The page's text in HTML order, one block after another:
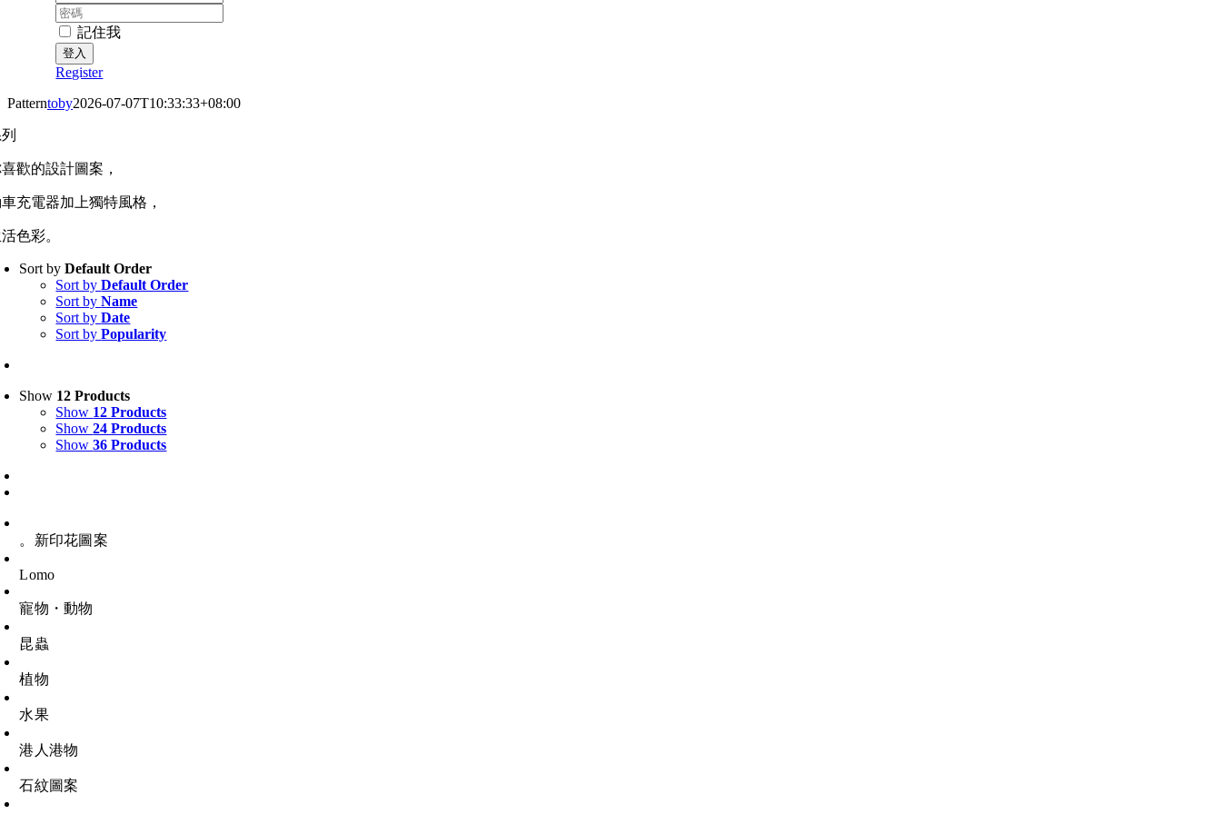
密
碼: 記住我
Register
Patterntoby2026-07-07T10:33:33+08:00
歡的設計圖案，
充電器加上獨特風格，
色彩。
Sort byDefault Order
Sort byDefault Order
Sort byName
Sort byDate
Sort byPopularity
Show 12 Products
Show 12 Products
Show24 Products
Show36 Products
。新印花圖案
Lomo
寵物・動物
昆蟲
植物
水果
港人港物
石紋圖案